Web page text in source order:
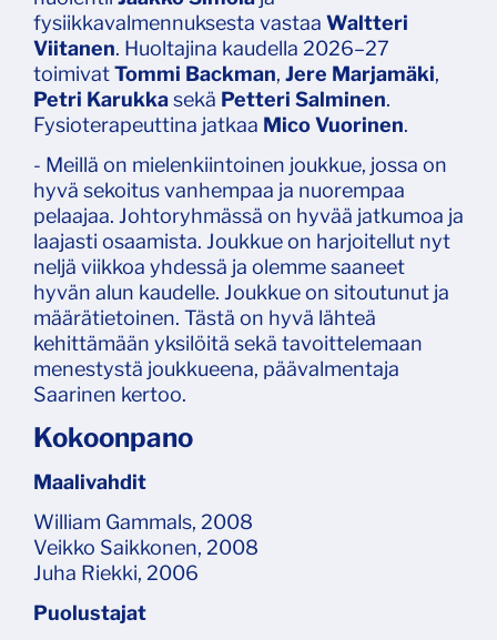
fysiikkavalmennuksesta vastaa Waltteri
Viitanen. Huoltajina kaudella 2026–27
toimivatTommi Backman, Jere Marjamäki,
Petri Karukkasekä Petteri Salminen.
Fysioterapeuttina jatkaa Mico Vuorinen.
- Meillä on mielenkiintoinen joukkue, jossa on
hyvä sekoitus vanhempaa ja nuorempaa
pelaajaa. Johtoryhmässä on hyvää jatkumoa ja
laajasti osaamista. Joukkue on harjoitellut nyt
neljä viikkoa yhdessä ja olemme saaneet
hyvän alun kaudelle. Joukkue on sitoutunut ja
määrätietoinen. Tästä on hyvä lähteä
kehittämään yksilöitä sekä tavoittelemaan
menestystä joukkueena, päävalmentaja
Saarinen kertoo.
Kokoonpano
Maalivahdit
William Gammals, 2008
Veikko Saikkonen, 2008
Juha Riekki, 2006
Puolustajat